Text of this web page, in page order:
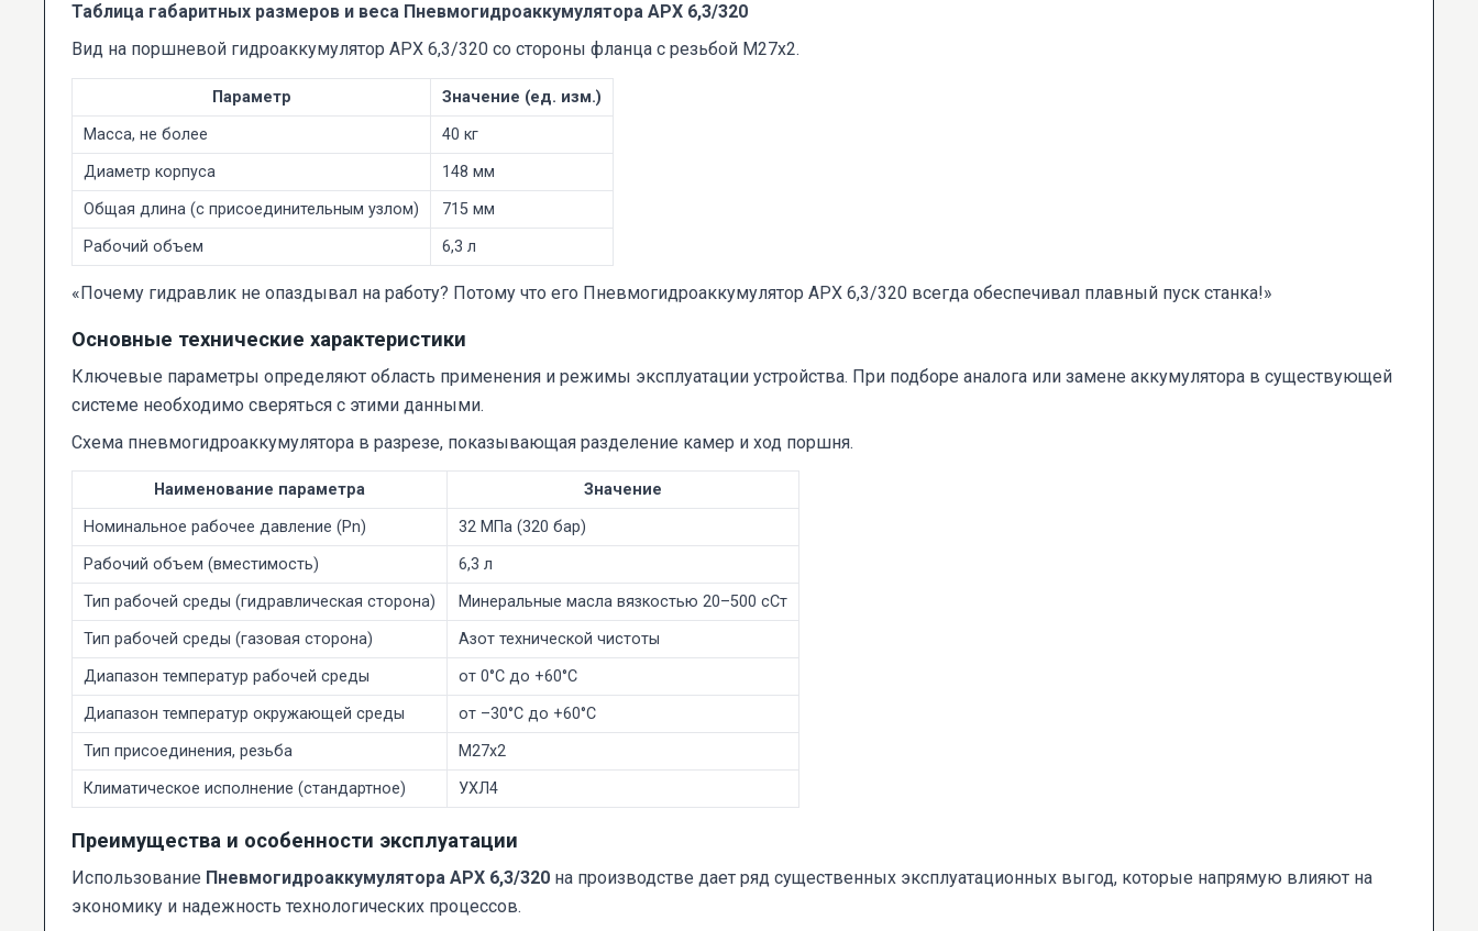
Таблица габаритных размеров и веса Пневмогидроаккумулятора АРХ 6,3/320
Вид на поршневой гидроаккумулятор АРХ 6,3/320 со стороны фланца с резьбой М27х2.
Параметр
Значение (ед. изм.)
Масса, не более
40 кг
Диаметр корпуса
148 мм
Общая длина (с присоединительным узлом)
715 мм
Рабочий объем
6,3 л
«Почему гидравлик не опаздывал на работу? Потому что его Пневмогидроаккумулятор АРХ 6,3/320 всегда обеспечивал плавный пуск станка!»
Основные технические характеристики
Ключевые параметры определяют область применения и режимы эксплуатации устройства. При подборе аналога или замене аккумулятора в существующей
системе необходимо сверяться с этими данными.
Схема пневмогидроаккумулятора в разрезе, показывающая разделение камер и ход поршня.
Наименование параметра
Значение
Номинальное рабочее давление (Pn)
32 МПа (320 бар)
Рабочий объем (вместимость)
6,3 л
Тип рабочей среды (гидравлическая сторона)
Минеральные масла вязкостью 20–500 сСт
Тип рабочей среды (газовая сторона)
Азот технической чистоты
Диапазон температур рабочей среды
от 0°С до +60°С
Диапазон температур окружающей среды
от –30°С до +60°С
Тип присоединения, резьба
М27х2
Климатическое исполнение (стандартное)
УХЛ4
Преимущества и особенности эксплуатации
Использование Пневмогидроаккумулятора АРХ 6,3/320 на производстве дает ряд существенных эксплуатационных выгод, которые напрямую влияют на
экономику и надежность технологических процессов.